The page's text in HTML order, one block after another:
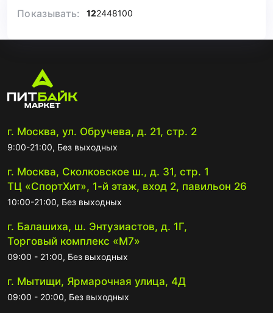
Показывать: 122448100
г. Москва, ул. Обручева, д. 21, стр. 2
9:00-21:00, Без выходных
г. Москва, Сколковское ш., д. 31, стр. 1
ТЦ «СпортХит», 1-й этаж, вход 2, павильон 26
10:00-21:00, Без выходных
г. Балашиха, ш. Энтузиастов, д. 1Г,
Торговый комплекс «М7»
09:00 - 21:00, Без выходных
г. Мытищи, Ярмарочная улица, 4Д
09:00 - 20:00, Без выходных